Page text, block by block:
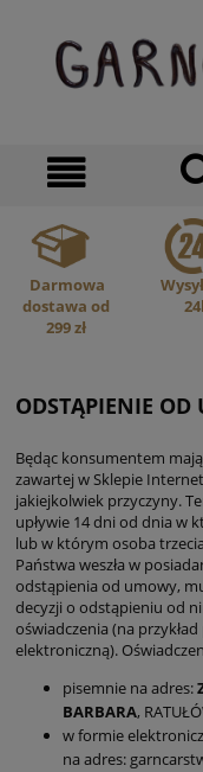
Darmowa
dostawa od
299 zł
ODSTĄPIENIE OD
Będąc konsumentem
zawartej w Sklepie
jakiejkolwiek przyczyny.
upływie 14 dni od dnia w
lub w którym osoba
Państwa weszła w
odstąpienia od umowy,
decyzji o odstąpieniu od
oświadczenia (na
elektroniczną).
pisemnie na adres:
BARBARA,
w formie
na adres: